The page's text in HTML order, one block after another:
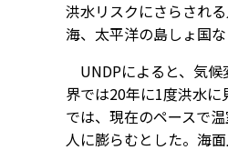
洪水リスクにさらされ
海、太平洋の島しょ国
UNDPによると、気候
界では20年に1度洪水
では、現在のペースで
人に膨らむとした。海